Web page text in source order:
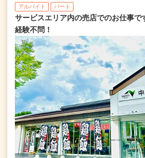
アルバイト パート
サービスエリア内の売店でのお仕事で
経験不問！